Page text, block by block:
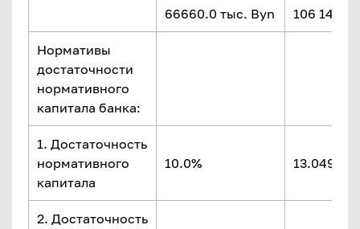
66660.0 тыс. Byn 106 143.4
Нормативы
достаточности
нормативного
капитала банка:
1. Достаточность
нормативного
капитала
10.0% 13.049%
2. Достаточность